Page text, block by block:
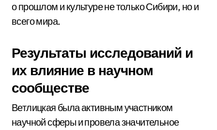
о прошлом и культуре не только Сибири, но и
всего мира.
Результаты исследований и
их влияние в научном
сообществе
Ветлицкая была активным участником
научной сферы и провела значительное